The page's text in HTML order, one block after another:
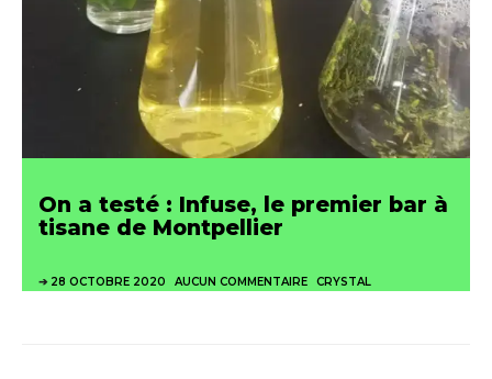
On a testé : Infuse, le premier bar à
tisane de Montpellier
28 OCTOBRE 2020 AUCUN COMMENTAIRE CRYSTAL